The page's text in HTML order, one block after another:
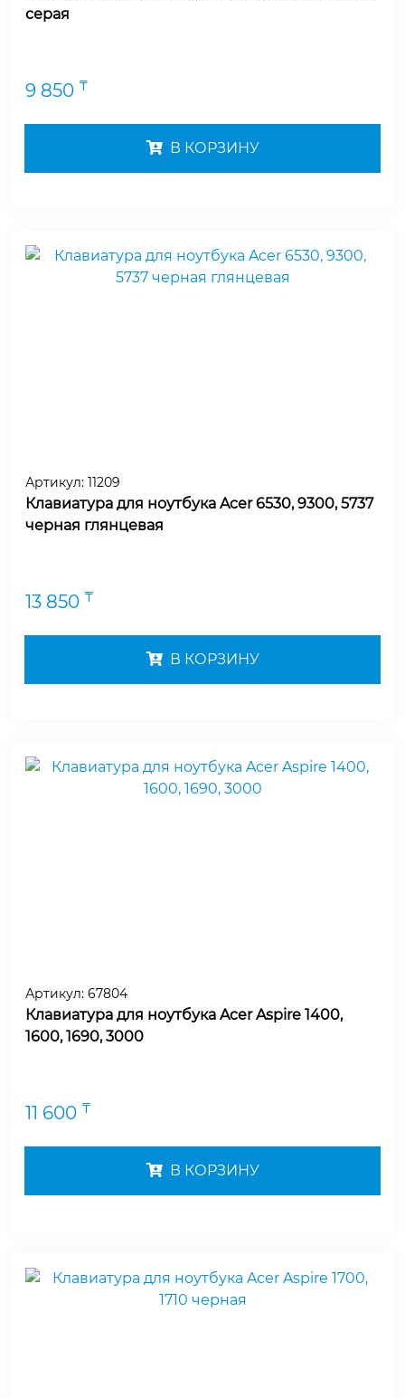
серая
9 850 ₸
В КОРЗИНУ
Артикул: 11209
Клавиатура для ноутбука Acer 6530, 9300, 5737
черная глянцевая
13 850 ₸
В КОРЗИНУ
Артикул: 67804
Клавиатура для ноутбука Acer Aspire 1400,
1600, 1690, 3000
11 600 ₸
В КОРЗИНУ